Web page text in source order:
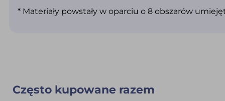
* Materiały powstały w oparciu o 8 obszarów
Często kupowane razem